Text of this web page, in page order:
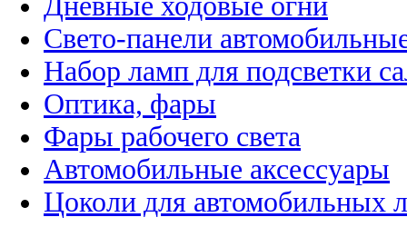
Свето-панели
Набор ламп для подсветки
Оптика, фары
Фары рабочего света
Автомобильные аксессуары
Цоколи для автомобильных